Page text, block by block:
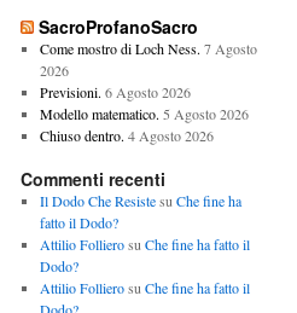
SacroProfanoSacro
Come mostro di Loch Ness. 7 Agosto
2026
Previsioni. 6 Agosto 2026
Modello matematico. 5 Agosto 2026
Chiuso dentro. 4 Agosto 2026
Commenti recenti
Il Dodo Che Resistesu Che fine ha
fatto il Dodo?
Attilio Follierosu Che fine ha fatto il
Dodo?
Attilio Follierosu Che fine ha fatto il